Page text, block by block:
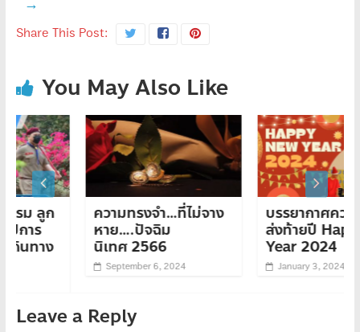
Share This Post:
You May Also Like
ความทรงจำ…ที่ไม่จาง
หาย….ปัจฉิม
นิเทศ 2566
September 6, 2024
บรรยากาศความสนุก
ส่งท้ายปี Happy New
Year 2024
January 3, 2024
Leave a Reply